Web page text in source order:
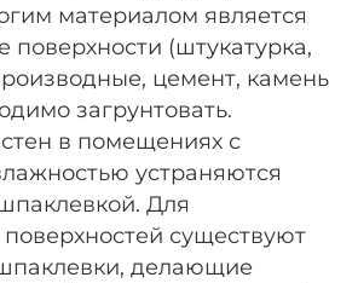
материалом является
поверхности (штукатурка,
цемент, камень
загрунтовать.
в помещениях с
устраняются
Для
существуют
делающие